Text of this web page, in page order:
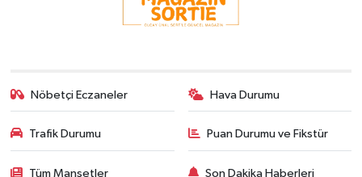
Nöbetçi Eczaneler Hava Durumu
Trafik Durumu Puan Durumu ve Fikstür
Tüm Manşetler Son Dakika Haberleri